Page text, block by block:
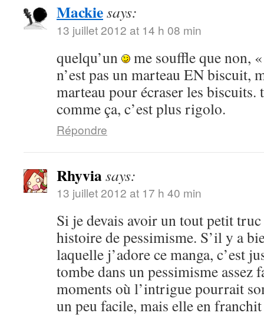
Mackiesays:
13 juillet 2012 at 14 h 08 min
quelqu’un
me souffle que non,
n’est pas un marteau EN biscuit,
marteau pour écraser les biscuits.
comme ça, c’est plus rigolo.
Répondre
Rhyviasays:
13 juillet 2012 at 17 h 40 min
Si je devais avoir un tout petit truc
histoire de pessimisme. S’il y a
laquelle j’adore ce manga, c’est
tombe dans un pessimisme assez
moments où l’intrigue pourrait
un peu facile, mais elle en